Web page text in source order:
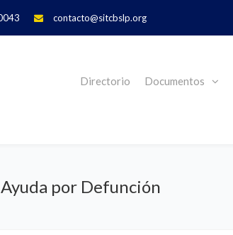
contacto@sitcbslp.org
Directorio Documentos
por Defunción